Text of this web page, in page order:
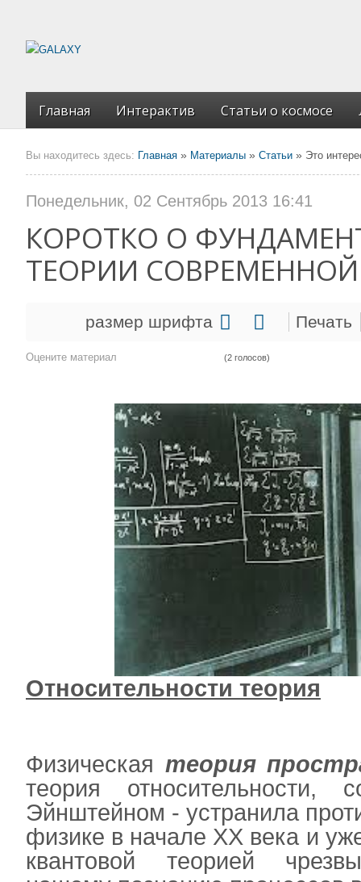
Главная Интерактив Статьи о космосе
Вы находитесь здесь: Главная » Материалы » Статьи » Это
Понедельник, 02 Сентябрь 2013 16:41
КОРОТКО О
ТЕОРИИ
размер шрифта Печать
Оцените материал (2 голосов)
Относительности теория
Физическая теория
теория относительности,
Эйнштейном - устранила
физике в начале ХХ века и
квантовой теорией